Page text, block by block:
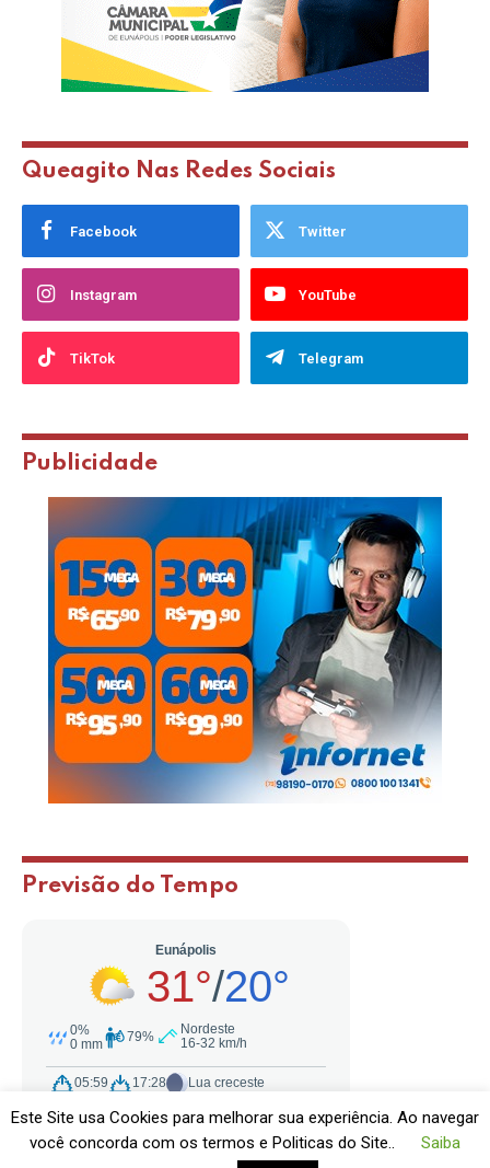
concursos e música em São Geraldo da
Piedade
Publicidade
Queagito Nas Redes Sociais
Facebook Twitter
Instagram YouTube
Telegram
Publicidade
Este Site usa Cookies para melhorar sua experiência. Ao navegar
você concorda com os termos e Politicas do Site..
Saiba